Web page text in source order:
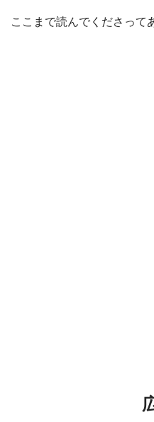
ここまで読んでくださって